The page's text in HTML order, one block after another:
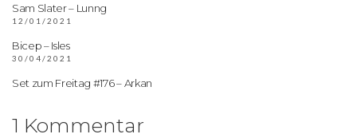
Sam Slater – Lunng
12/01/2021
Bicep – Isles
30/04/2021
Set zum Freitag #176 – Arkan
1 Kommentar